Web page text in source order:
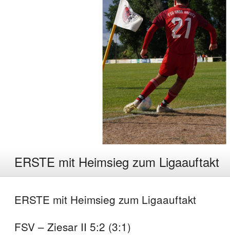
ERSTE mit Heimsieg zum Ligaauftakt
ERSTE mit Heimsieg zum Ligaauftakt
FSV – Ziesar II 5:2 (3:1)